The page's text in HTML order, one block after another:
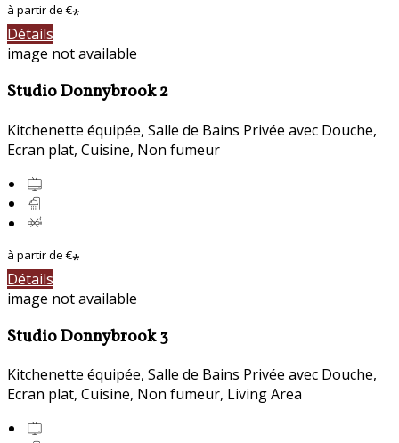
à partir de €*
Détails
image not available
Studio Donnybrook 2
Kitchenette équipée, Salle de Bains Privée avec Douche,
Ecran plat, Cuisine, Non fumeur
à partir de €*
Détails
image not available
Studio Donnybrook 3
Kitchenette équipée, Salle de Bains Privée avec Douche,
Ecran plat, Cuisine, Non fumeur, Living Area